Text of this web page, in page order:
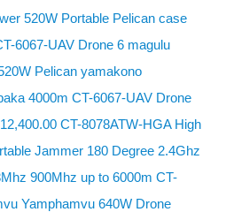
520W Portable Pelican case
6067-UAV Drone 6 magulu
Pelican yamakono
4000m CT-6067-UAV Drone
CT-8078ATW-HGA High
Jammer 180 Degree 2.4Ghz
900Mhz up to 6000m CT-
Yamphamvu 640W Drone